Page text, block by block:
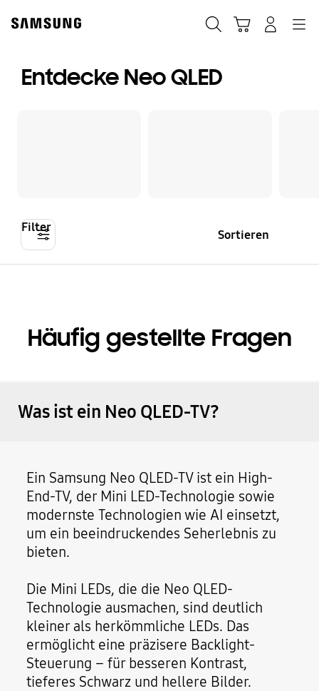
content
accessibility
Entdecke Neo QLED
Filter Sortieren
Häufig gestellte Fragen
Was ist ein Neo QLED-TV?
Ein Samsung Neo QLED-TV ist ein High-
End-TV, der Mini LED-Technologie sowie
modernste Technologien wie AI einsetzt,
um ein beeindruckendes Seherlebnis zu
bieten.
Die Mini LEDs, die die Neo QLED-
Technologie ausmachen, sind deutlich
kleiner als herkömmliche LEDs. Das
ermöglicht eine präzisere Backlight-
Steuerung – für besseren Kontrast,
tieferes Schwarz und hellere Bilder.